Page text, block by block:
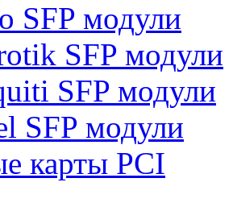
SFP модули
SFP модули
SFP модули
SFP модули
карты PCI